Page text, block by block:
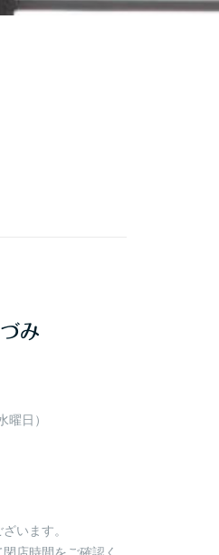
み
日）
います。